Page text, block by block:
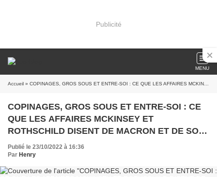
Publicité
MENU
Accueil » COPINAGES, GROS SOUS ET ENTRE-SOI : CE QUE LES AFFAIRES MCKINSEY ET ROTHSCHILD DISENT DE MACRON ET DE SON ENTOURAGE
COPINAGES, GROS SOUS ET ENTRE-SOI : CE
QUE LES AFFAIRES MCKINSEY ET
ROTHSCHILD DISENT DE MACRON ET DE SON
ENTOURAGE
Publié le 23/10/2022 à 16:36
Par Henry